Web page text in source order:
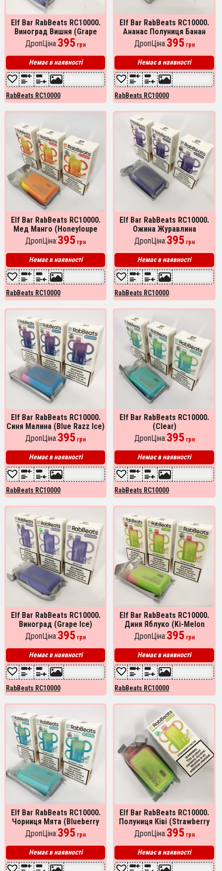
Elf Bar RabBeats RC10000.
Виноград Вишня (Grape
Cherry)
ДропЦіна:395 грн
Немає в наявності
RabBeats RC10000
Elf Bar RabBeats RC10000.
Ананас Полуниця Банан
(Pineapple Strawberry
Banana)
ДропЦіна:395грн
Немає в наявності
RabBeats RC10000
Elf Bar RabBeats RC10000.
Мед Манго (Honeyloupe
Mango)
ДропЦіна:395 грн
Немає в наявності
RabBeats RC10000
Elf Bar RabBeats RC10000.
Ожина Журавлина
(Blackberry Cranberry)
ДропЦіна:395грн
Немає в наявності
RabBeats RC10000
Elf Bar RabBeats RC10000.
Синя Малина (Blue Razz Ice)
ДропЦіна:395 грн
Немає в наявності
RabBeats RC10000
Elf Bar RabBeats RC10000.
(Clear)
ДропЦіна:395грн
Немає в наявності
RabBeats RC10000
Elf Bar RabBeats RC10000.
Виноград (Grape Ice)
ДропЦіна:395 грн
Немає в наявності
RabBeats RC10000
Elf Bar RabBeats RC10000.
Диня Яблуко (Ki-Melon
Apple)
ДропЦіна:395грн
Немає в наявності
RabBeats RC10000
Elf Bar RabBeats RC10000.
Чорниця Мята (Blueberry
Mint)
ДропЦіна:395 грн
Немає в наявності
Elf Bar RabBeats RC10000.
Полуниця Ківі (Strawberry
Kiwi Ice)
ДропЦіна:395грн
Немає в наявності